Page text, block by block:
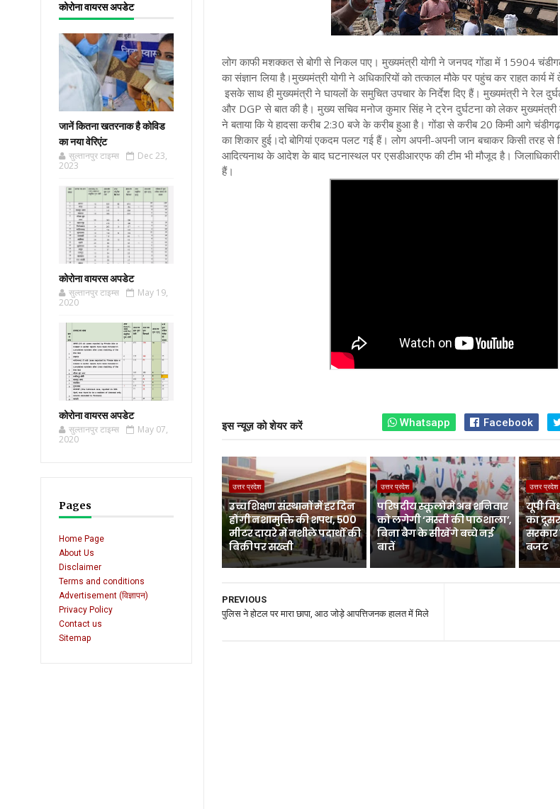
कोरोना वायरस अपडेट
जानें कितना खतरनाक है कोविड
का नया वेरिएंट
सुल्तानपुर टाइम्स
Dec 23,
2023
कोरोना वायरस अपडेट
सुल्तानपुर टाइम्स
May 19,
2020
कोरोना वायरस अपडेट
सुल्तानपुर टाइम्स
May 07,
2020
Pages
Home Page
About Us
Disclaimer
Terms and conditions
Advertisement (विज्ञापन)
Privacy Policy
Contact us
Sitemap
लोग काफी मशक्कत से बोगी से निकल पाए। मुख्यमंत्री योगी ने जनपद गोंडा में 15904
का संज्ञान लिया है।मुख्यमंत्री योगी ने अधिकारियों को तत्काल मौके पर पहुंच कर राहत कार्य
इसके साथ ही मुख्यमंत्री ने घायलों के समुचित उपचार के निर्देश दिए हैं। मुख्यमंत्री ने रेल
और DGP से बात की है। मुख्य सचिव मनोज कुमार सिंह ने ट्रेन दुर्घटना को लेकर मुख्यमंत्री
ने बताया कि ये हादसा करीब 2:30 बजे के करीब हुआ है। गोंडा से करीब 20 किमी आगे
का शिकार हुई ।दो बोगियां एकदम पलट गई हैं। लोग अपनी-अपनी जान बचाकर किसी तरह से
आदित्यनाथ के आदेश के बाद घटनास्थल पर एसडीआरएफ की टीम भी मौजूद है।
हैं।
इस न्यूज़ को शेयर करें Whatsapp Facebook
उत्तर प्रदेश
उच्च शिक्षण संस्थानों में हर दिन
होगी नशामुक्ति की शपथ, 500
मीटर दायरे में नशीले पदार्थों की
बिक्री पर सख्ती
उत्तर प्रदेश
परिषदीय स्कूलों में अब शनिवार
को लगेगी ‘मस्ती की पाठशाला’,
बिना बैग के सीखेंगे बच्चे नई
बातें
उत्तर प्रदेश
यूपी
का
बजट
PREVIOUS
पुलिस ने होटल पर मारा छापा, आठ जोड़े आपत्तिजनक हालत में मिले